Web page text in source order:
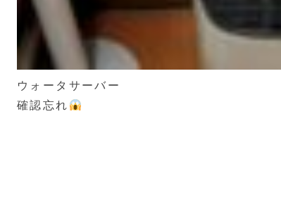
ウォータサーバー
確認忘れ